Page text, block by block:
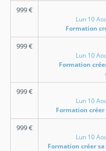
999€
Lun 10
Formation
999€
Lun 10
Formation
999€
Lun 10
Formation
999€
Lun 10
Formation créer